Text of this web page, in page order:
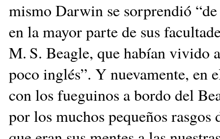
mismo Darwin se sorprendió
en la mayor parte de sus
M. S. Beagle, que habían vivido
poco inglés”. Y nuevamente,
con los fueguinos a bordo del
por los muchos pequeños